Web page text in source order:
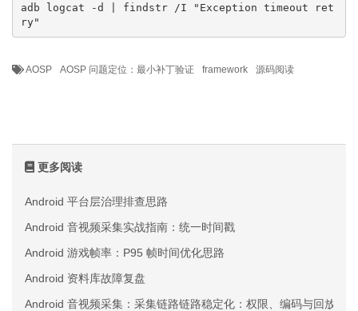
adb logcat -d | findstr /I "Exception timeout ret
ry"
AOSP AOSP 问题定位：最小补丁验证 framework 源码阅读
更多阅读
Android 平台层治理排查思路
Android 音视频采集实战指南：统一时间戳
Android 游戏帧率：P95 帧时间优化思路
Android 资料库故障复盘
Android 音视频采集：采集链路链路稳定化：权限、编码与回放三